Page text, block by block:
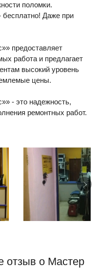
поломки.
бесплатно! Даже при
предоставляет
работа и предлагает
высокий уровень
цены.
- это надежность,
отзыв о Мастер